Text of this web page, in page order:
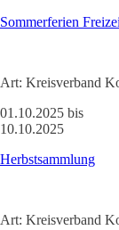
Sommerferien
Art: Kreisverband
01.10.2025 bis
10.10.2025
Herbstsammlung
Art: Kreisverband